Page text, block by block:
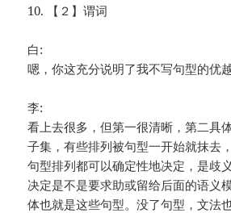
10. 【２】谓词
白:
嗯，你这充分说明了我不写句型的优越
李:
看上去很多，但第一很清晰，第二具
子集，有些排列被句型一开始就抹去
句型排列都可以确定性地决定，是歧
决定是不是要求助或留给后面的语义
体也就是这些句型。没了句型，文法